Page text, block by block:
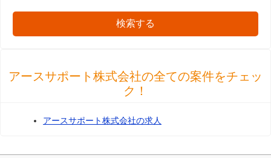
検索する
アースサポート株式会社の全ての案件をチェッ
ク！
アースサポート株式会社の求人